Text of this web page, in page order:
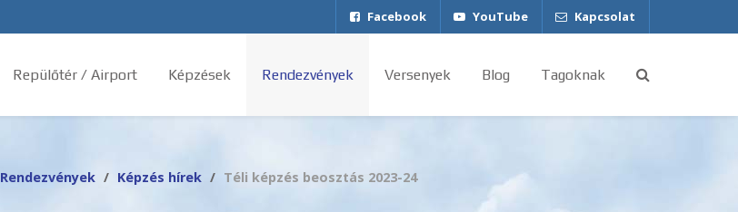
Facebook YouTube Kapcsolat
Repülőtér / Airport Képzések Rendezvények Versenyek Blog Tagoknak
Rendezvények Képzés hírek Téli képzés beosztás 2023-24